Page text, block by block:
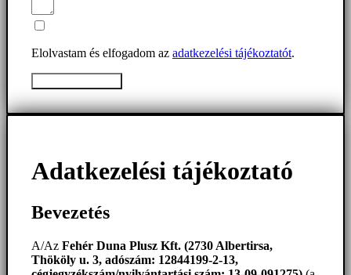
Elolvastam és elfogadom az adatkezelési tájékoztatót.
Adatkezelési tájékoztató
Bevezetés
A/Az Fehér Duna Plusz Kft. (2730 Albertirsa,
Thököly u. 3, adószám: 12844199-2-13,